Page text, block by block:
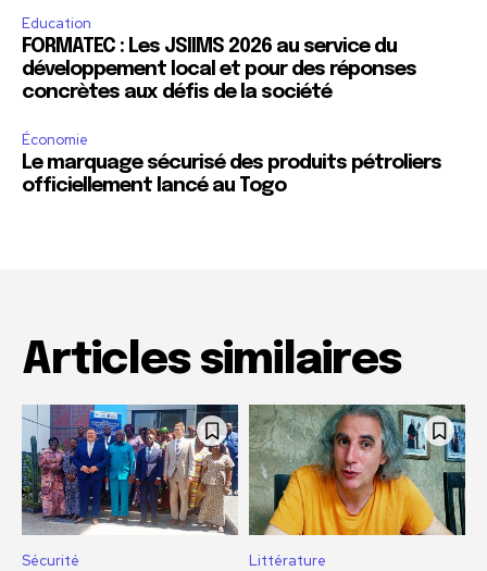
Education
FORMATEC : Les JSIIMS 2026 au service du
développement local et pour des réponses
concrètes aux défis de la société
Économie
Le marquage sécurisé des produits pétroliers
officiellement lancé au Togo
Articles similaires
Sécurité Littérature